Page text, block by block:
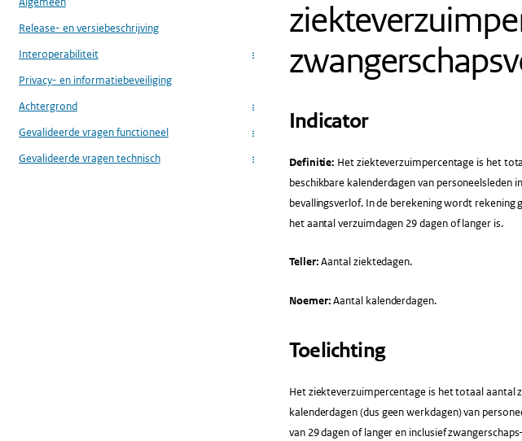
Release- en versiebeschrijving
Interoperabiliteit
...
Privacy- en informatiebeveiliging
Achtergrond
...
Gevalideerde vragen functioneel ...
Gevalideerde vragen technisch ...
Indicator
Definitie: Het ziekteverzuimpercentage is het
beschikbare kalenderdagen van personeelsleden
bevallingsverlof. In de berekening wordt
het aantal verzuimdagen 29 dagen of langer is.
Teller:Aantal ziektedagen.
Noemer:Aantal kalenderdagen.
Toelichting
Het ziekteverzuimpercentage is het totaal aantal
kalenderdagen (dus geen werkdagen) van
van 29 dagen of langer en inclusief